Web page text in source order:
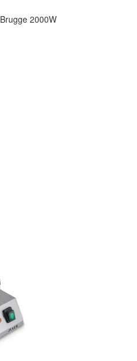
2000W